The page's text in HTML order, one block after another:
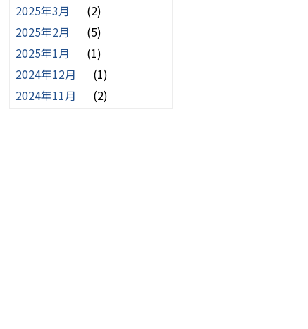
2025年3月
(2)
2025年2月
(5)
2025年1月
(1)
2024年12月
(1)
2024年11月
(2)